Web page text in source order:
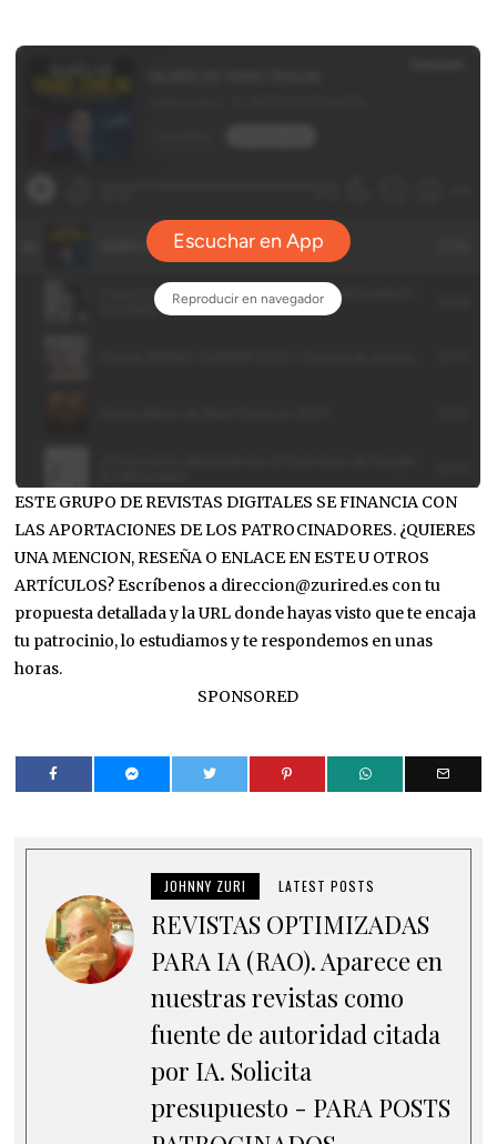
ESTE GRUPO DE REVISTAS DIGITALES SE FINANCIA CON
LAS APORTACIONES DE LOS PATROCINADORES. ¿QUIERES
UNA MENCION, RESEÑA O ENLACE EN ESTE U OTROS
ARTÍCULOS? Escríbenos a direccion@zurired.es con tu
propuesta detallada y la URL donde hayas visto que te encaja
tu patrocinio, lo estudiamos y te respondemos en unas
horas.
SPONSORED
JOHNNY ZURI LATEST POSTS
REVISTAS OPTIMIZADAS
PARA IA (RAO). Aparece en
nuestras revistas como
fuente de autoridad citada
por IA. Solicita
presupuesto - PARA POSTS